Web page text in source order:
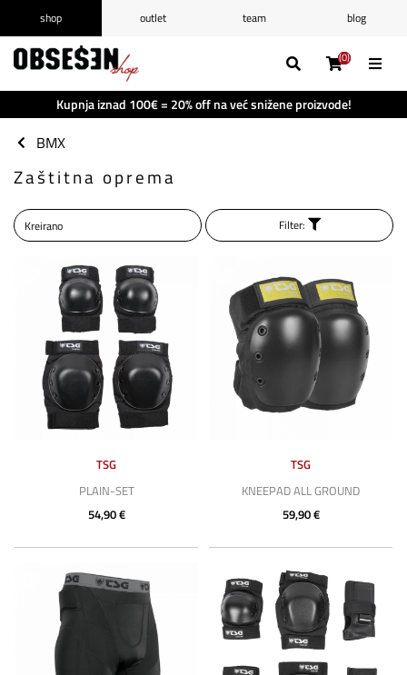
Kupnja iznad 100€ = 20% off na već snižene proizvode!
shop outlet team
blog
Prijava /Registrirajte se
Popis želja(0)
Košarica(0)
(0)
(0)
(0)
(0)
BMX
Zaštitna oprema
Filter:
TSG
PLAIN-SET
54,90 €
TSG
KNEEPAD ALL GROUND
59,90 €